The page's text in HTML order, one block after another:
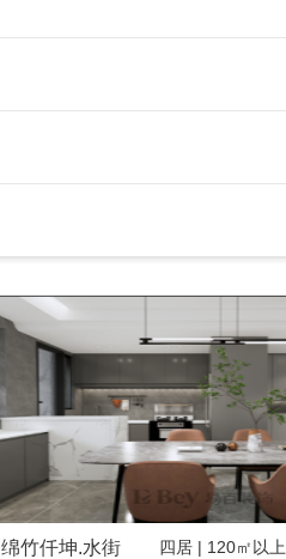
绵竹仟坤.水街
四居 | 120㎡以